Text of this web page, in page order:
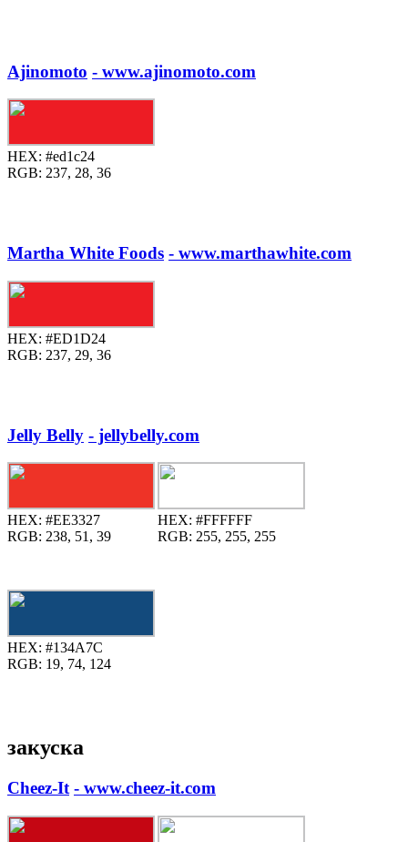
Ajinomoto - www.ajinomoto.com
HEX: #ed1c24
RGB: 237, 28, 36
Martha White Foods - www.marthawhite.com
HEX: #ED1D24
RGB: 237, 29, 36
Jelly Belly - jellybelly.com
HEX: #EE3327
RGB: 238, 51, 39
HEX: #FFFFFF
RGB: 255, 255, 255
HEX: #134A7C
RGB: 19, 74, 124
закуска
Cheez-It - www.cheez-it.com